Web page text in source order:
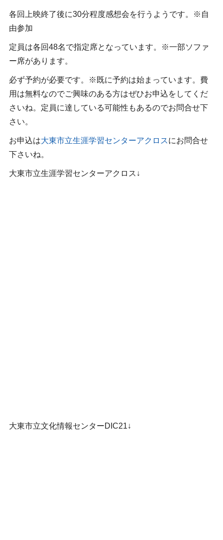
各回上映終了後に30分程度感想会を行うようです。※自
由参加
定員は各回48名で指定席となっています。※一部ソファ
ー席があります。
必ず予約が必要です。※既に予約は始まっています。費
用は無料なのでご興味のある方はぜひお申込をしてくだ
さいね。定員に達している可能性もあるのでお問合せ下
さい。
お申込は大東市立生涯学習センターアクロスにお問合せ
下さいね。
大東市立生涯学習センターアクロス↓
大東市立文化情報センターDIC21↓